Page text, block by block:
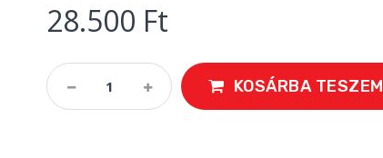
28.500 Ft
Rozsdamentes
Csirkesütő
Tál
KOSÁRBA TESZEM